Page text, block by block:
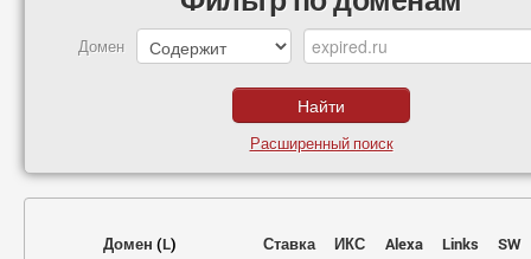
Домен
Расширенный поиск
Домен (L) Ставка ИКС Alexa Links SW